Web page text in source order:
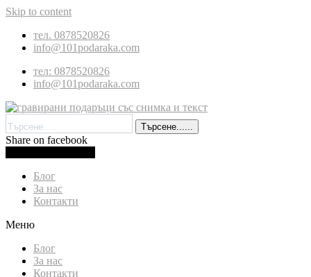
Skip to content
тел. 0878520826
info@101podaraka.com
тел: 0878520826
info@101podaraka.com
Търсене......
Share on facebook
Блог
За нас
Контакти
Меню
Блог
За нас
Контакти